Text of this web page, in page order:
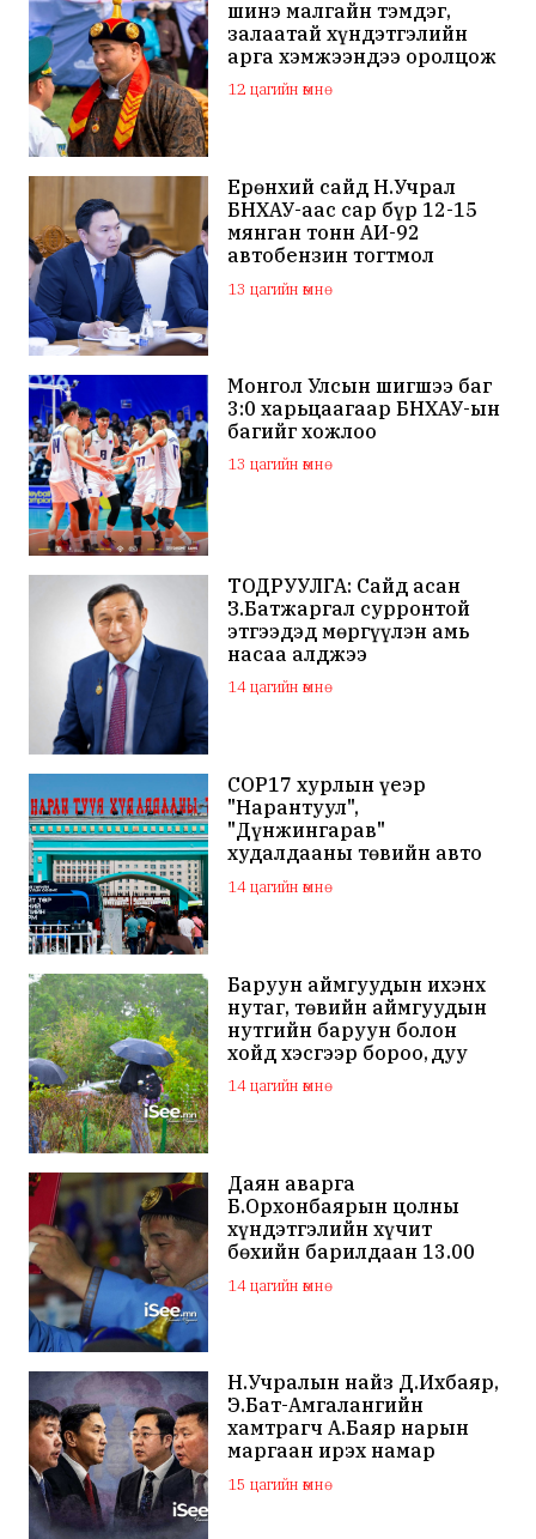
шинэ малгайн тэмдэг,
залаатай хүндэтгэлийн
арга хэмжээндээ оролцож
байна
12 цагийн өмнө
Ерөнхий сайд Н.Учрал
БНХАУ-аас сар бүр 12-15
мянган тонн АИ-92
автобензин тогтмол
нийлүүлэх хүсэлт тавилаа
13 цагийн өмнө
Монгол Улсын шигшээ баг
3:0 харьцаагаар БНХАУ-ын
багийг хожлоо
13 цагийн өмнө
ТОДРУУЛГА: Сайд асан
З.Батжаргал сурронтой
этгээдэд мөргүүлэн амь
насаа алджээ
14 цагийн өмнө
COP17 хурлын үеэр
"Нарантуул",
"Дүнжингарав"
худалдааны төвийн авто
зогсоолыг хаана
14 цагийн өмнө
Баруун аймгуудын ихэнх
нутаг, төвийн аймгуудын
нутгийн баруун болон
хойд хэсгээр бороо, дуу
цахилгаантай аадар бороо
14 цагийн өмнө
Даян аварга
Б.Орхонбаярын цолны
хүндэтгэлийн хүчит
бөхийн барилдаан 13.00
цагаас эхэлнэ
14 цагийн өмнө
Н.Учралын найз Д.Ихбаяр,
Э.Бат-Амгалангийн
хамтрагч А.Баяр нарын
маргаан ирэх намар
нийслэлийн МАН дахин
хагарахыг харуулж байна
15 цагийн өмнө